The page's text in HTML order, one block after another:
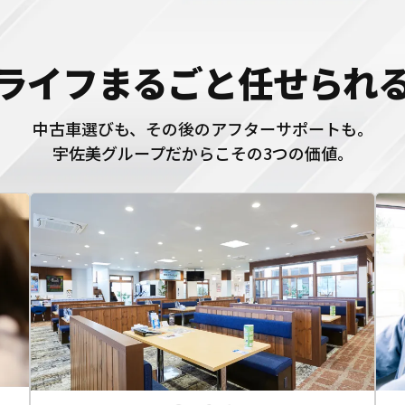
イフまるごと任せられ
中古車選びも、その後のアフターサポートも。
宇佐美グループだからこその3つの価値。